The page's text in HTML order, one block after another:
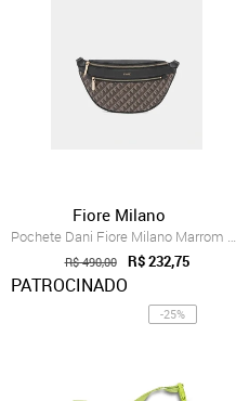
Fiore Milano
Pochete Dani Fiore Milano Marrom Café
R$ 490,00 R$ 232,75
PATROCINADO
-25%